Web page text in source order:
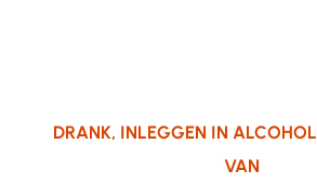
DRANK, INLEGGEN IN ALCOHOL
VAN